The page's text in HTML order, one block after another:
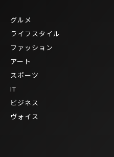
グルメ
ライフスタイル
ファッション
アート
スポーツ
IT
ビジネス
ヴォイス